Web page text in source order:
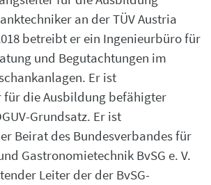
an der TÜV Austria
betreibt er ein Ingenieurbüro für
und Begutachtungen im
Er ist
für die Ausbildung befähigter
Grundsatz. Er ist
Beirat des Bundesverbandes für
Gastronomietechnik BvSG e. V.
Leiter der der BvSG-